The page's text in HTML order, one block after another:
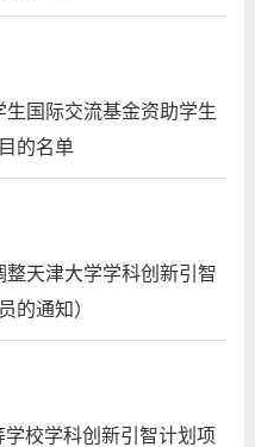
生国际交流基金资助学生
的名单
整天津大学学科创新引智
的通知）
校学科创新引智计划项